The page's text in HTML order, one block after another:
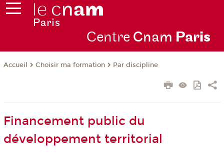
Centre Cnam Paris
Accueil Choisir ma formation Par discipline
Financement public du
développement territorial